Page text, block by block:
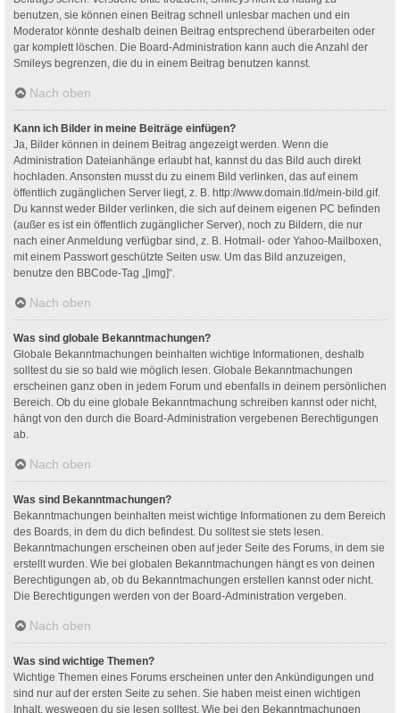
benutzen, sie können einen Beitrag schnell unlesbar machen und ein
Moderator könnte deshalb deinen Beitrag entsprechend überarbeiten oder
gar komplett löschen. Die Board-Administration kann auch die Anzahl der
Smileys begrenzen, die du in einem Beitrag benutzen kannst.
Nach oben
Kann ich Bilder in meine Beiträge einfügen?
Ja, Bilder können in deinem Beitrag angezeigt werden. Wenn die
Administration Dateianhänge erlaubt hat, kannst du das Bild auch direkt
hochladen. Ansonsten musst du zu einem Bild verlinken, das auf einem
öffentlich zugänglichen Server liegt, z. B. http://www.domain.tld/mein-bild.gif.
Du kannst weder Bilder verlinken, die sich auf deinem eigenen PC befinden
(außer es ist ein öffentlich zugänglicher Server), noch zu Bildern, die nur
nach einer Anmeldung verfügbar sind, z. B. Hotmail- oder Yahoo-Mailboxen,
mit einem Passwort geschützte Seiten usw. Um das Bild anzuzeigen,
benutze den BBCode-Tag „[img]“.
Nach oben
Was sind globale Bekanntmachungen?
Globale Bekanntmachungen beinhalten wichtige Informationen, deshalb
solltest du sie so bald wie möglich lesen. Globale Bekanntmachungen
erscheinen ganz oben in jedem Forum und ebenfalls in deinem persönlichen
Bereich. Ob du eine globale Bekanntmachung schreiben kannst oder nicht,
hängt von den durch die Board-Administration vergebenen Berechtigungen
ab.
Nach oben
Was sind Bekanntmachungen?
Bekanntmachungen beinhalten meist wichtige Informationen zu dem Bereich
des Boards, in dem du dich befindest. Du solltest sie stets lesen.
Bekanntmachungen erscheinen oben auf jeder Seite des Forums, in dem sie
erstellt wurden. Wie bei globalen Bekanntmachungen hängt es von deinen
Berechtigungen ab, ob du Bekanntmachungen erstellen kannst oder nicht.
Die Berechtigungen werden von der Board-Administration vergeben.
Nach oben
Was sind wichtige Themen?
Wichtige Themen eines Forums erscheinen unter den Ankündigungen und
sind nur auf der ersten Seite zu sehen. Sie haben meist einen wichtigen
Inhalt, weswegen du sie lesen solltest. Wie bei den Bekanntmachungen